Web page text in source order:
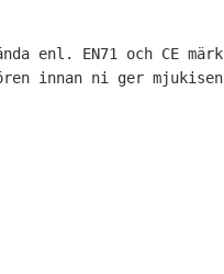
enl. EN71 och CE
innan ni ger